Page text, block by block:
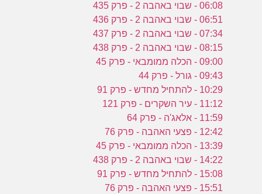
06:08 - שבוי באהבה 2 - פרק 435
06:51 - שבוי באהבה 2 - פרק 436
07:34 - שבוי באהבה 2 - פרק 437
08:15 - שבוי באהבה 2 - פרק 438
09:00 - הכלה ממומבאי - פרק 45
09:43 - גורל - פרק 44
10:29 - להתחיל מחדש - פרק 91
11:12 - עיר השקרים - פרק 121
11:59 - אלאג'ה - פרק 64
12:42 - פצעי האהבה - פרק 76
13:39 - הכלה ממומבאי - פרק 45
14:22 - שבוי באהבה 2 - פרק 438
15:08 - להתחיל מחדש - פרק 91
15:51 - פצעי האהבה - פרק 76